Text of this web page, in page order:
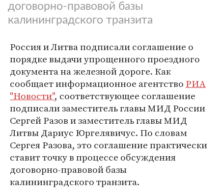
договорно-правовой базы
калининградского транзита
Россия и Литва подписали соглашение о
порядке выдачи упрощенного проездного
документа на железной дороге. Как
сообщает информационное агентство РИА
"Новости", соответствующее соглашение
подписали заместитель главы МИД России
Сергей Разов и заместитель главы МИД
Литвы Дариус Юргелявичус. По словам
Сергея Разова, это соглашение практически
ставит точку в процессе обсуждения
договорно-правовой базы
калининградского транзита.